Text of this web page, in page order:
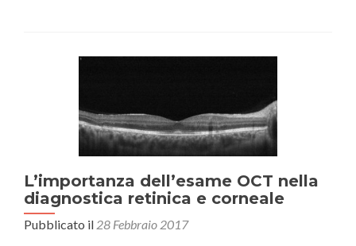
L’importanza dell’esame OCT nella
diagnostica retinica e corneale
Pubblicato il 28 Febbraio 2017